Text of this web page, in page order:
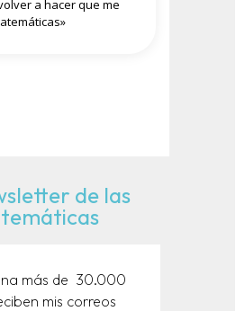
a hacer que me
de las
más de 30.000
mis correos